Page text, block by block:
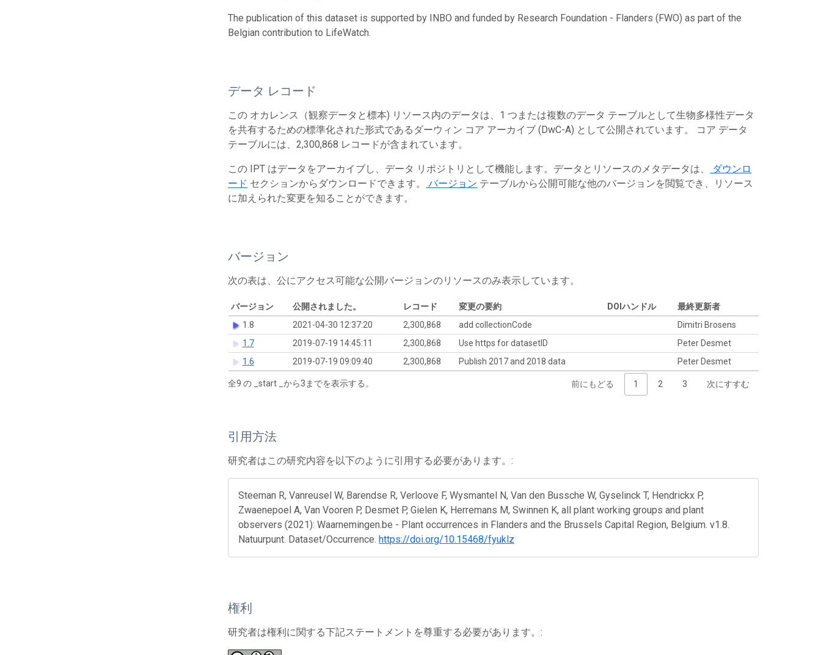
The publication of this dataset is supported by INBO and funded by Research Foundation - Flanders (FWO) as part of the
Belgian contribution to LifeWatch.
データ レコード
この オカレンス（観察データと標本) リソース内のデータは、1 つまたは複数のデータ テーブルとして生物多様性データ
を共有するための標準化された形式であるダーウィン コア アーカイブ (DwC-A) として公開されています。 コア データ
テーブルには、2,300,868 レコードが含まれています。
この IPT はデータをアーカイブし、データ リポジトリとして機能します。データとリソースのメタデータは、
ダウンロ
ード セクションからダウンロードできます。 バージョン テーブルから公開可能な他のバージョンを閲覧でき、リソース
に加えられた変更を知ることができます。
バージョン
次の表は、公にアクセス可能な公開バージョンのリソースのみ表示しています。
バージョン 公開されました。 レコード 変更の要約 DOIハンドル
最終更新者
1.8
2021-04-30 12:37:20 2,300,868 add collectionCode
Dimitri Brosens
1.7
2019-07-19 14:45:11 2,300,868 Use https for datasetID
Peter Desmet
1.6
2019-07-19 09:09:40 2,300,868 Publish 2017 and 2018 data Peter Desmet
全9 の _start _から3までを表示する。 前にもどる 1 2 3 次にすすむ
引用方法
研究者はこの研究内容を以下のように引用する必要があります。:
Steeman R, Vanreusel W, Barendse R, Verloove F, Wysmantel N, Van den Bussche W, Gyselinck T, Hendrickx P,
Zwaenepoel A, Van Vooren P, Desmet P, Gielen K, Herremans M, Swinnen K, all plant working groups and plant
observers (2021): Waarnemingen.be - Plant occurrences in Flanders and the Brussels Capital Region, Belgium. v1.8.
Natuurpunt. Dataset/Occurrence. https://doi.org/10.15468/fyuklz
権利
研究者は権利に関する下記ステートメントを尊重する必要があります。: